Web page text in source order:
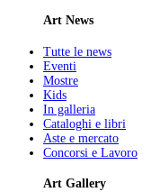
Art News
Tutte le news
Eventi
Mostre
Kids
In galleria
Cataloghi e libri
Aste e mercato
Concorsi e Lavoro
Art Gallery